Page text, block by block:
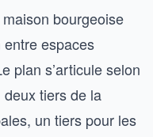
maison bourgeoise
espaces
plan s’articule selon
tiers de la
un tiers pour les